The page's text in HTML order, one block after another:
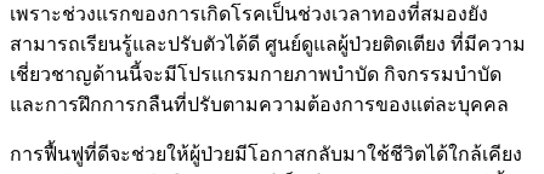
เพราะช่วงแรกของการเกิดโรคเป็นช่วงเวลาทองที่สมองยัง
สามารถเรียนรู้และปรับตัวได้ดี ศูนย์ดูแลผู้ป่วยติดเตียง ที่มีความ
เชี่ยวชาญด้านนี้จะมีโปรแกรมกายภาพบำบัด กิจกรรมบำบัด
และการฝึกการกลืนที่ปรับตามความต้องการของแต่ละบุคคล
การฟื้นฟูที่ดีจะช่วยให้ผู้ป่วยมีโอกาสกลับมาใช้ชีวิตได้ใกล้เคียง